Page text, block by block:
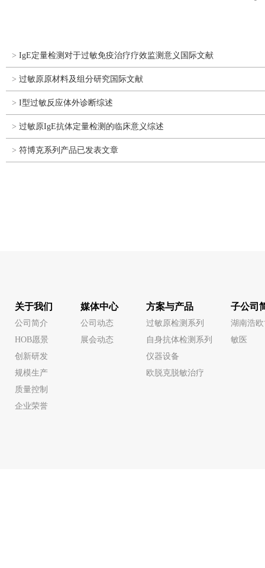
> IgE定量检测对于过敏免疫治疗疗效监测意义国际文献
> 过敏原原材料及组分研究国际文献
> I型过敏反应体外诊断综述
> 过敏原IgE抗体定量检测的临床意义综述
> 符博克系列产品已发表文章
关于我们
公司简介
HOB愿景
创新研发
规模生产
质量控制
企业荣誉
媒体中心
公司动态
展会动态
方案与产品
过敏原检测系列
自身抗体检测系列
仪器设备
欧脱克脱敏治疗
子公司
湖南浩
敏医